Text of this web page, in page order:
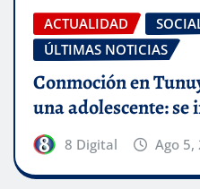
ACTUALIDAD
ÚLTIMAS NOTICIAS
Conmoción en
una adolescente: se
8 Digital Ago 5,